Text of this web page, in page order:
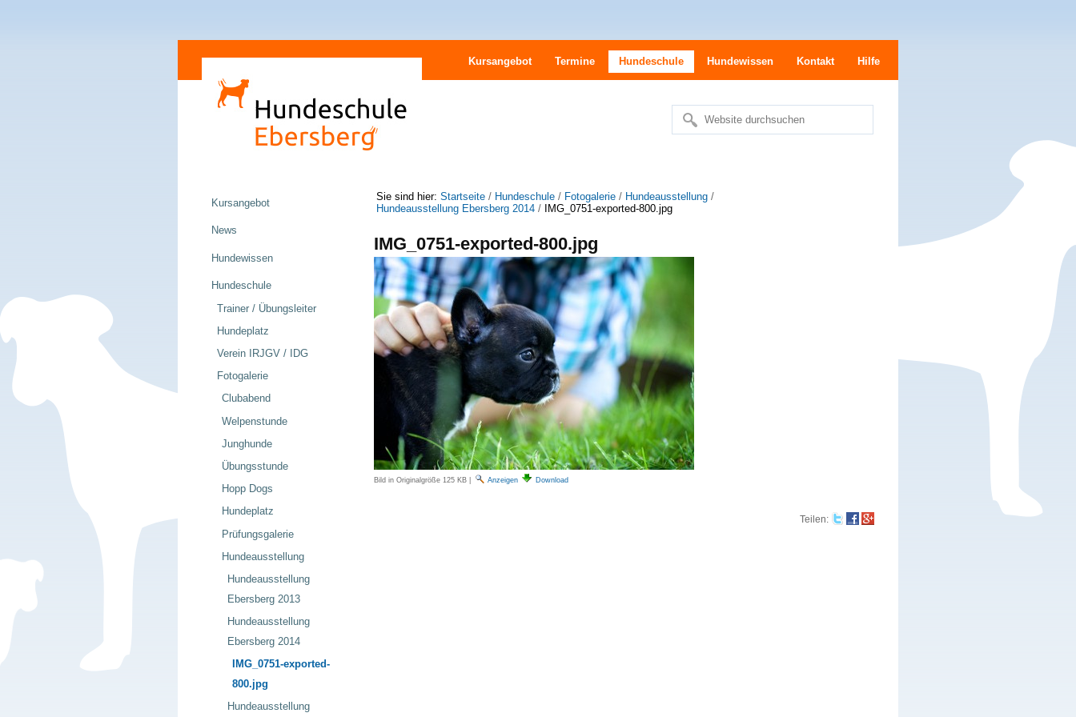
zum
Inhalt
Direkt
Navigation
Kursangebot Termine Hundeschule Hundewissen Kontakt Hilfe
Website durchsuchen
Erweiterte
Sie sind hier: Startseite / Hundeschule / Fotogalerie / Hundeausstellung /
Hundeausstellung Ebersberg 2014 / IMG_0751-exported-800.jpg
IMG_0751-exported-800.jpg
Bild in Originalgröße 125 KB| Anzeigen Download
Teilen:
Kursangebot
News
Hundewissen
Hundeschule
Trainer / Übungsleiter
Hundeplatz
Verein IRJGV / IDG
Fotogalerie
Clubabend
Welpenstunde
Junghunde
Übungsstunde
Hopp Dogs
Hundeplatz
Prüfungsgalerie
Hundeausstellung
Hundeausstellung
Ebersberg 2013
Hundeausstellung
Ebersberg 2014
IMG_0751-exported-
800.jpg
Hundeausstellung